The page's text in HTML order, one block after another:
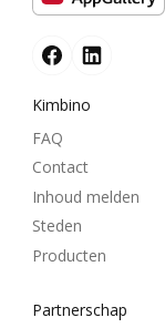
Kimbino
FAQ
Contact
Inhoud melden
Steden
Producten
Partnerschap